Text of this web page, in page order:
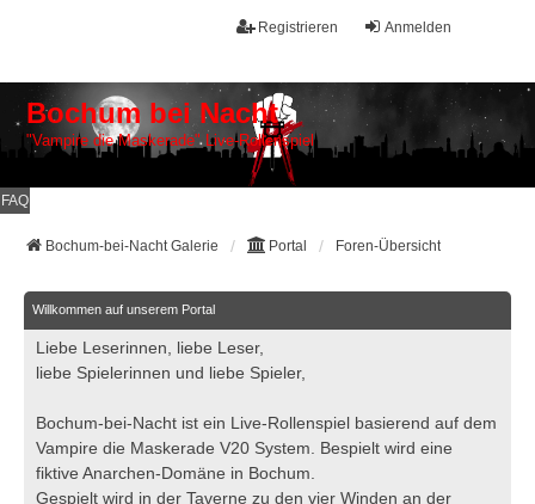
Anmelden
Registrieren
Bochum bei Nacht
"Vampire die Maskerade" Live-Rollenspiel
FAQ
Bochum-bei-Nacht Galerie Portal Foren-Übersicht
Willkommen auf unserem Portal
Liebe Leserinnen, liebe Leser,
liebe Spielerinnen und liebe Spieler,
Bochum-bei-Nacht ist ein Live-Rollenspiel basierend auf dem
Vampire die Maskerade V20 System. Bespielt wird eine
fiktive Anarchen-Domäne in Bochum.
Gespielt wird in der Taverne zu den vier Winden an der